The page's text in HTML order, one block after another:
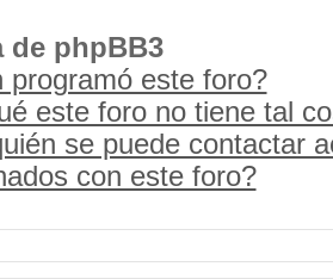
de phpBB3
programó este foro?
este foro no tiene tal
se puede contactar
con este foro?